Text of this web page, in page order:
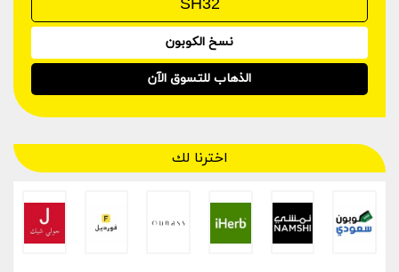
نسخ الكوبون
الذهاب للتسوق الآن
اخترنا لك